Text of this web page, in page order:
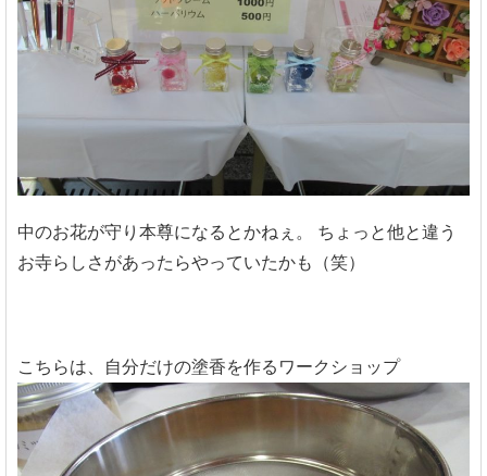
中のお花が守り本尊になるとかねぇ。
ちょっと他と違う
お寺らしさがあったらやっていたかも（笑）
こちらは、自分だけの塗香を作るワークショップ